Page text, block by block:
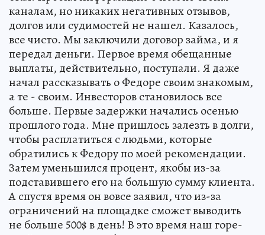
каналам, но никаких негативных отзывов,
долгов или судимостей не нашел. Казалось,
все чисто. Мы заключили договор займа, и я
передал деньги. Первое время обещанные
выплаты, действительно, поступали. Я даже
начал рассказывать о Федоре своим знакомым,
а те - своим. Инвесторов становилось все
больше. Первые задержки начались осенью
прошлого года. Мне пришлось залезть в долги,
чтобы расплатиться с людьми, которые
обратились к Федору по моей рекомендации.
Затем уменьшился процент, якобы из-за
подставившего его на большую сумму клиента.
А спустя время он вовсе заявил, что из-за
ограничений на площадке сможет выводить
не больше 500$ в день! В это время наш горе-